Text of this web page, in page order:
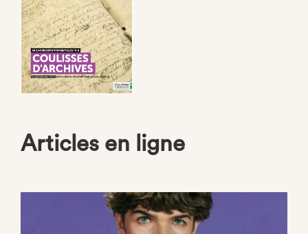
Articles en ligne